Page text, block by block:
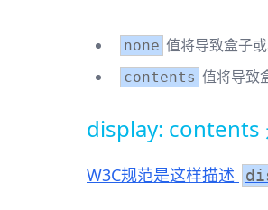
none 值将导致盒子
contents 值将导致
display: contents
W3C规范是这样描述